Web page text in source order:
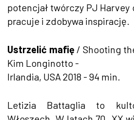
potencjał twórczy PJ Harvey
pracuje i zdobywa inspirację.
Ustrzelić mafię/ Shooting
Kim Longinotto -
Irlandia, USA 2018 - 94 min.
Letizia Battaglia to